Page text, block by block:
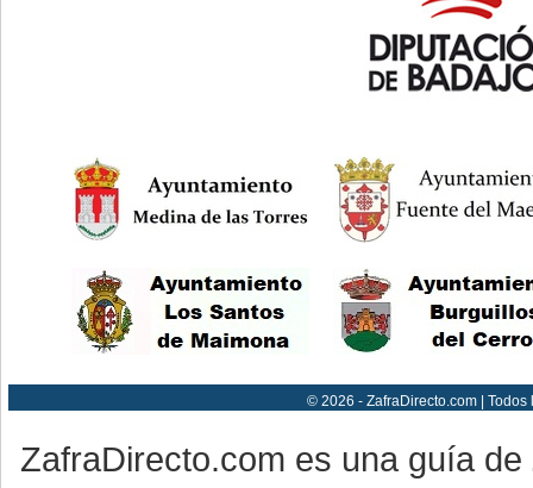
© 2026 - ZafraDirecto.com |
ZafraDirecto.com es una guía de